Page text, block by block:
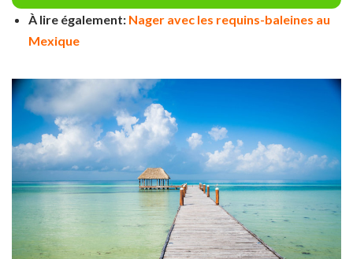
À lire également: Nager avec les requins-baleines au
Mexique